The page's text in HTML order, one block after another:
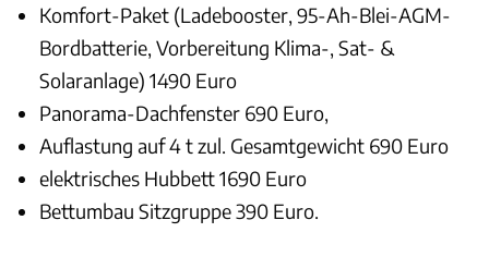
Komfort-Paket (Ladebooster, 95-Ah-Blei-AGM-
Bordbatterie, Vorbereitung Klima-, Sat- &
Solaranlage) 1490 Euro
Panorama-Dachfenster 690 Euro,
Auflastung auf 4 t zul. Gesamtgewicht 690 Euro
elektrisches Hubbett 1690 Euro
Bettumbau Sitzgruppe 390 Euro.